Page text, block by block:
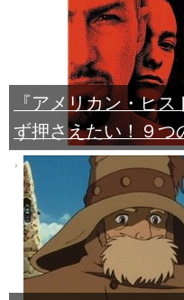
『アメリカン・ヒ
ず押さえたい！９つ